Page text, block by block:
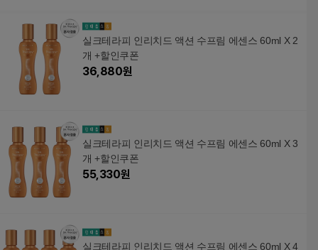
실크테라피 인리치드 액션 수프림 에센스 60ml X 2
개 +할인쿠폰
36,880원
실크테라피 인리치드 액션 수프림 에센스 60ml X 3
개 +할인쿠폰
55,330원
실크테라피 인리치드 액션 수프림 에센스 60ml X 4